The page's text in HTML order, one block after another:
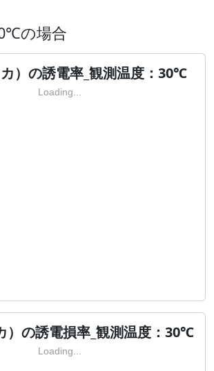
の場合
）の誘電率_観測温度：30℃
Loading...
）の誘電損率_観測温度：30℃
Loading...